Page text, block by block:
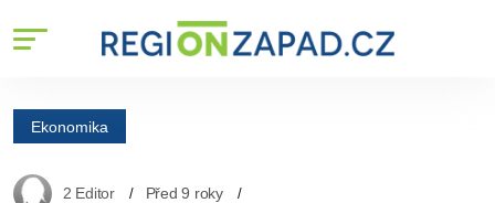
Ekonomika
2 Editor Před 9 roky